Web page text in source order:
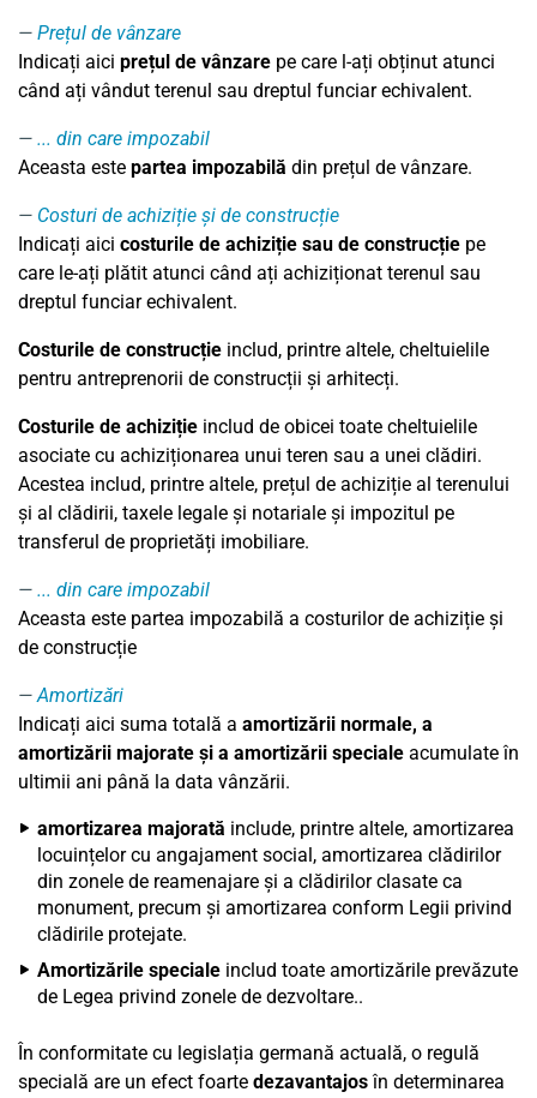
Prețul de vânzare
Indicați aici prețul de vânzare pe care l-ați obținut atunci
când ați vândut terenul sau dreptul funciar echivalent.
... din care impozabil
Aceasta este partea impozabilă din prețul de vânzare.
Costuri de achiziție și de construcție
Indicați aici costurile de achiziție sau de construcție pe
care le-ați plătit atunci când ați achiziționat terenul sau
dreptul funciar echivalent.
Costurile de construcție includ, printre altele, cheltuielile
pentru antreprenorii de construcții și arhitecți.
Costurile de achiziție includ de obicei toate cheltuielile
asociate cu achiziționarea unui teren sau a unei clădiri.
Acestea includ, printre altele, prețul de achiziție al terenului
și al clădirii, taxele legale și notariale și impozitul pe
transferul de proprietăți imobiliare.
... din care impozabil
Aceasta este partea impozabilă a costurilor de achiziție și
de construcție
Amortizări
Indicați aici suma totală a amortizării normale, a
amortizării majorate și a amortizării speciale acumulate în
ultimii ani până la data vânzării.
amortizarea majorată include, printre altele, amortizarea
locuințelor cu angajament social, amortizarea clădirilor
din zonele de reamenajare și a clădirilor clasate ca
monument, precum și amortizarea conform Legii privind
clădirile protejate.
Amortizările speciale includ toate amortizările prevăzute
de Legea privind zonele de dezvoltare..
În conformitate cu legislația germană actuală, o regulă
specială are un efect foarte dezavantajosîn determinarea